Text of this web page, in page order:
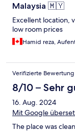
Malaysia 🇲🇾
Excellent location,
low room prices
Hamid reza,
Verifizierte Bewertung
8/10 – Sehr
16. Aug. 2024
Mit Google
The place was